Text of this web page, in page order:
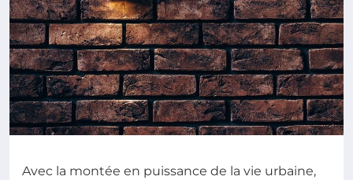
Avec la montée en puissance de la vie urbaine,